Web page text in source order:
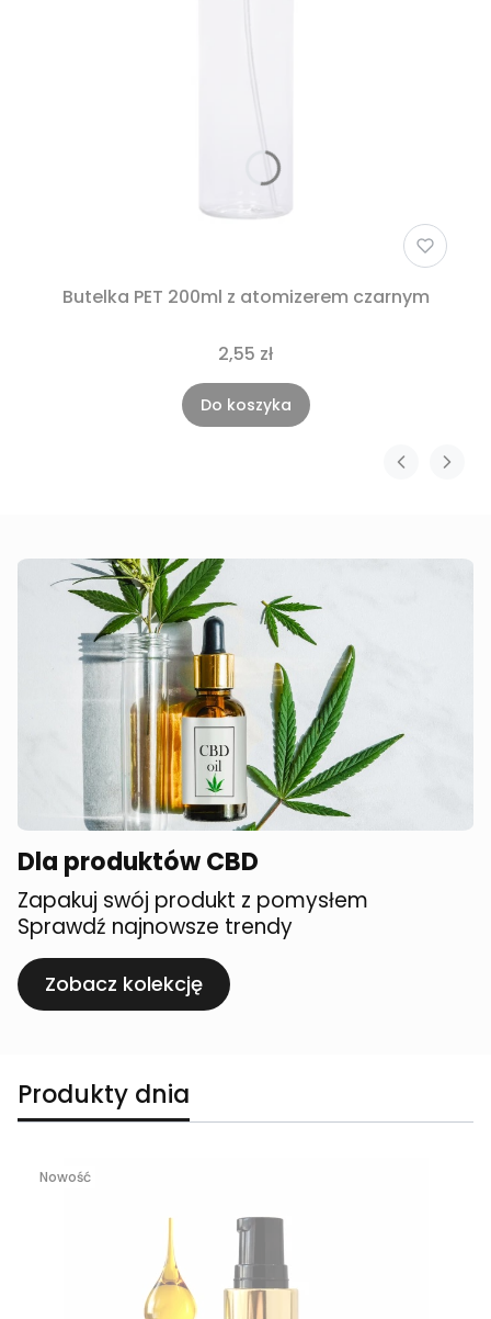
Butelka PET 200ml z atomizerem czarnym
2,55 zł
Do koszyka
Dla produktów CBD
Zapakuj swój produkt z pomysłem
Sprawdź najnowsze trendy
Zobacz kolekcję
Produkty dnia
Nowość